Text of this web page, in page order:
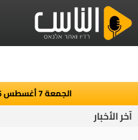
الجمعة 7 أغسطس 2026
آخر الأخبار